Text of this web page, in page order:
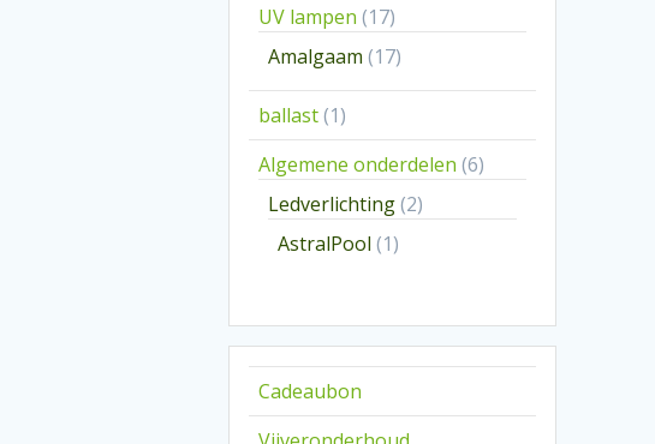
UV lampen 1717
producten
Amalgaam 1717
producten
ballast 11
product
Algemene onderdelen 66
Ledverlichting 22
AstralPool 11
Cadeaubon